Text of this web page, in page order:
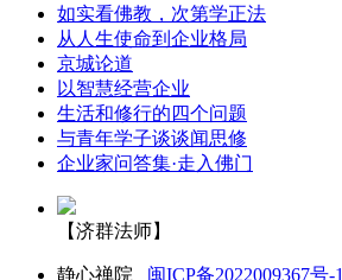
如实看佛教，次第学正法
从人生使命到企业格局
京城论道
以智慧经营企业
生活和修行的四个问题
与青年学子谈谈闻思修
企业家问答集·走入佛门
【济群法师】
静心禅院 闽ICP备2022009367号-1